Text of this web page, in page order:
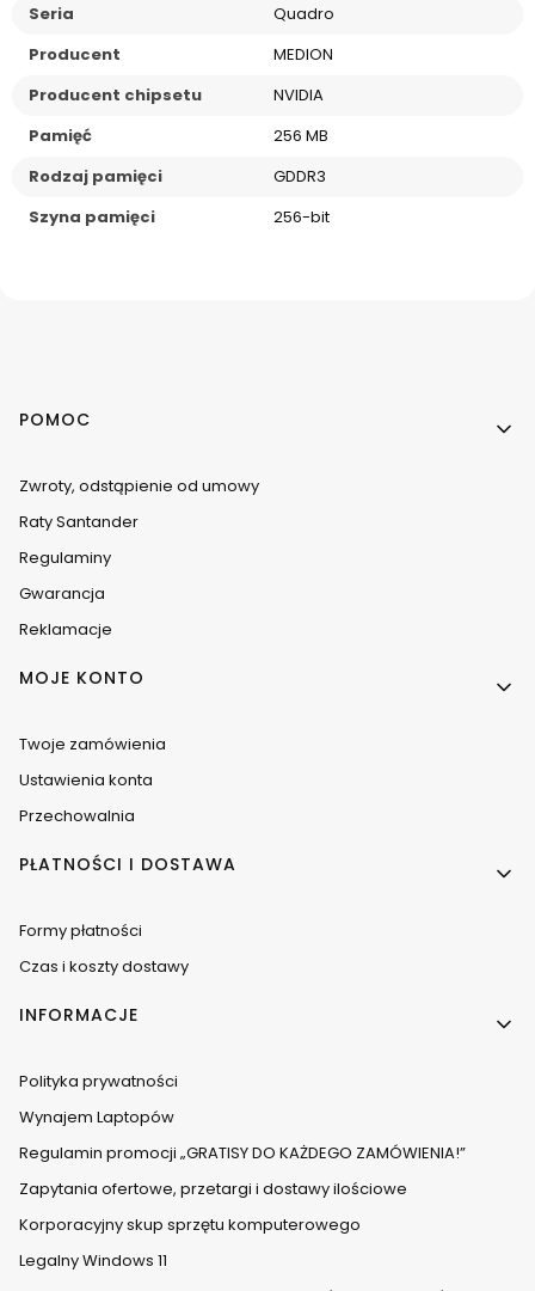
Seria
Quadro
Producent
MEDION
Producent chipsetu
NVIDIA
Pamięć
256 MB
Rodzaj pamięci
GDDR3
Szyna pamięci
256-bit
Linki w stopce
POMOC
Zwroty, odstąpienie od umowy
Raty Santander
Regulaminy
Gwarancja
Reklamacje
MOJE KONTO
Twoje zamówienia
Ustawienia konta
Przechowalnia
PŁATNOŚCI I DOSTAWA
Formy płatności
Czas i koszty dostawy
INFORMACJE
Polityka prywatności
Wynajem Laptopów
Regulamin promocji „GRATISY DO KAŻDEGO ZAMÓWIENIA!”
Zapytania ofertowe, przetargi i dostawy ilościowe
Korporacyjny skup sprzętu komputerowego
Legalny Windows 11